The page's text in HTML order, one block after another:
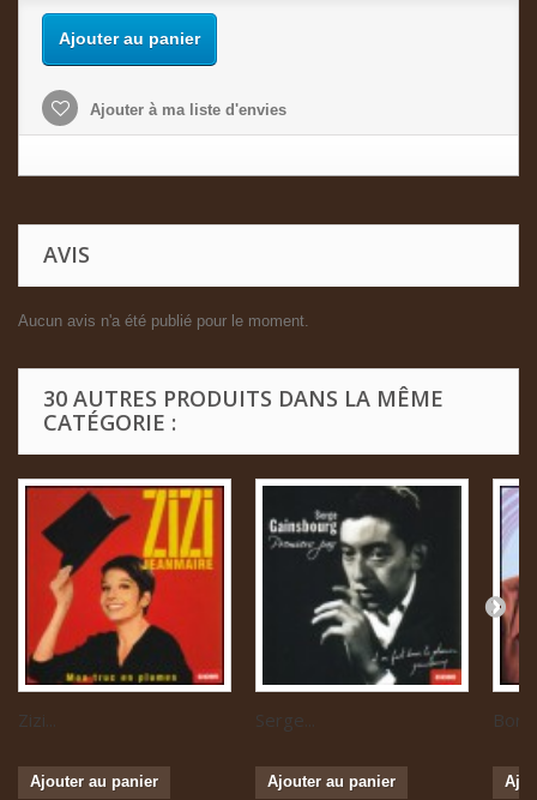
Ajouter au panier
Ajouter à ma liste d'envies
AVIS
Aucun avis n'a été publié pour le moment.
30 AUTRES PRODUITS DANS LA MÊME
CATÉGORIE :
Zizi...
Ajouter au panier
Serge...
Ajouter au panier